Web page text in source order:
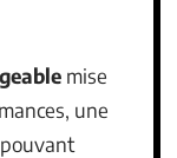
mise
une
pouvant